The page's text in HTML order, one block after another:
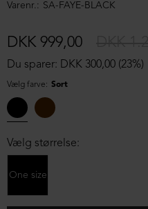
Varenr. SA-FAYE-BLACK
Du sparer: DKK 300,00 (23%)
DKK 999,00
Vælg farve: Sort
Vælg størrelse:
One size